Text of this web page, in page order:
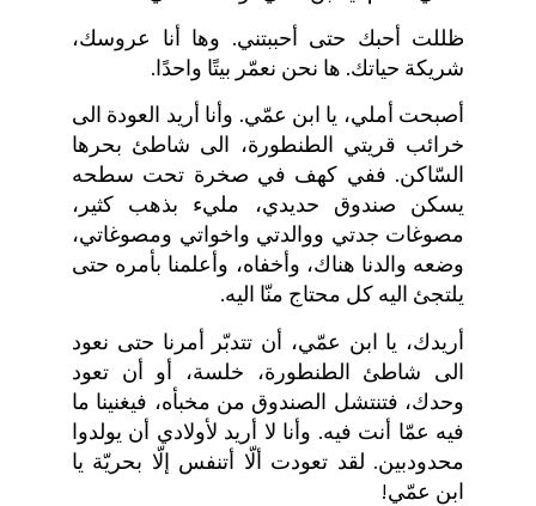
ظللت أحبك حتى أحببتني. وها أنا عروسك،
شريكة حياتك. ها نحن نعمّر بيتًا واحدًا.
أصبحت أملي، يا ابن عمّي. وأنا أريد العودة الى
خرائب قريتي الطنطورة، الى شاطئ بحرها
السّاكن. ففي كهف في صخرة تحت سطحه
يسكن صندوق حديدي، مليء بذهب كثير،
مصوغات جدتي ووالدتي واخواتي ومصوغاتي،
وضعه والدنا هناك، وأخفاه، وأعلمنا بأمره حتى
يلتجئ اليه كل محتاج منّا اليه.
أريدك، يا ابن عمّي، أن تتدبّر أمرنا حتى نعود
الى شاطئ الطنطورة، خلسة، أو أن تعود
وحدك، فتنتشل الصندوق من مخبأه، فيغنينا ما
فيه عمّا أنت فيه. وأنا لا أريد لأولادي أن يولدوا
محدودبين. لقد تعودت ألّا أتنفس إلّا بحريّة يا
ابن عمّي!